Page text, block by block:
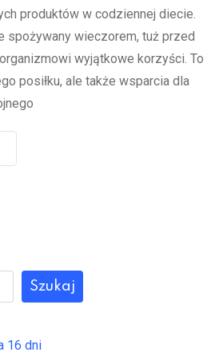
produktów w codziennej diecie.
spożywany wieczorem, tuż przed
wyjątkowe korzyści. To
posiłku, ale także wsparcia dla
Szukaj
16 dni